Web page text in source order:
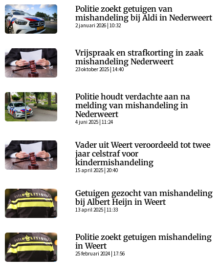
Politie zoekt getuigen van
mishandeling bij Aldi in Nederweert
2 januari 2026 | 10:32
Vrijspraak en strafkorting in zaak
mishandeling Nederweert
23 oktober 2025 | 14:40
Politie houdt verdachte aan na
melding van mishandeling in
Nederweert
4 juni 2025 | 11:24
Vader uit Weert veroordeeld tot twee
jaar celstraf voor
kindermishandeling
15 april 2025 | 20:40
Getuigen gezocht van mishandeling
bij Albert Heijn in Weert
13 april 2025 | 11:33
Politie zoekt getuigen mishandeling
in Weert
25 februari 2024 | 17:56